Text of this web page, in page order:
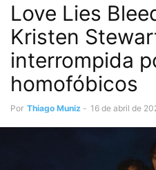
Love Lies
Kristen
interrompida
homofóbicos
Por Thiago Muniz - 16 de abril de